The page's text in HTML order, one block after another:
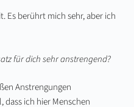
Es berührt mich sehr, aber ich
für dich sehr anstrengend?
Anstrengungen
dass ich hier Menschen